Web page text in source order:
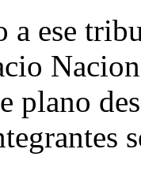
ese
plano